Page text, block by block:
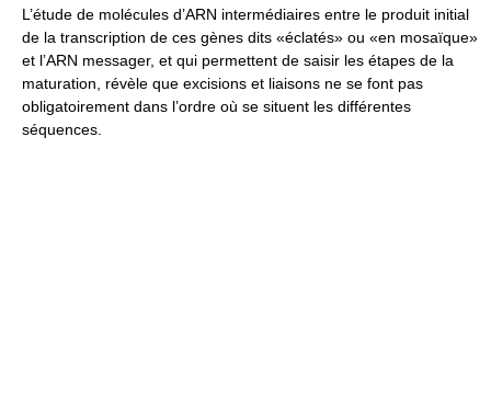
L’étude de molécules d’ARN intermédiaires entre le produit initial
de la transcription de ces gènes dits «éclatés» ou «en mosaïque»
et l’ARN messager, et qui permettent de saisir les étapes de la
maturation, révèle que excisions et liaisons ne se font pas
obligatoirement dans l’ordre où se situent les différentes
séquences.